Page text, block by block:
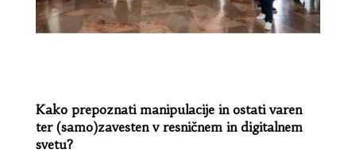
Kako prepoznati manipulacije in ostati varen
ter (samo)zavesten v resničnem in digitalnem
svetu?